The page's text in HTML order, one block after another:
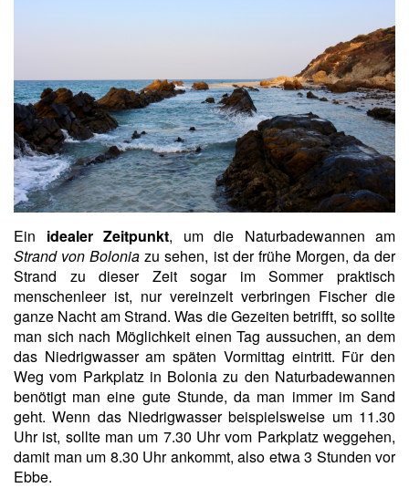
Ein idealer Zeitpunkt, um die Naturbadewannen am
Strand von Bolonia zu sehen, ist der frühe Morgen, da der
Strand zu dieser Zeit sogar im Sommer praktisch
menschenleer ist, nur vereinzelt verbringen Fischer die
ganze Nacht am Strand. Was die Gezeiten betrifft, so sollte
man sich nach Möglichkeit einen Tag aussuchen, an dem
das Niedrigwasser am späten Vormittag eintritt. Für den
Weg vom Parkplatz in Bolonia zu den Naturbadewannen
benötigt man eine gute Stunde, da man immer im Sand
geht. Wenn das Niedrigwasser beispielsweise um 11.30
Uhr ist, sollte man um 7.30 Uhr vom Parkplatz weggehen,
damit man um 8.30 Uhr ankommt, also etwa 3 Stunden vor
Ebbe.